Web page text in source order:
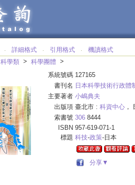
‧ 詳細格式 ‧ 引用格式 ‧ 機讀格式
科學類 > 科學團體 >
系統號碼 127165
書刊名 日本科學技術行政體
主要著者 小嶋典夫
出版項 臺北市 : 科資中心 ，
索書號 306 8444
ISBN 957-619-071-1
標題 科技-政策-日本
分享▼